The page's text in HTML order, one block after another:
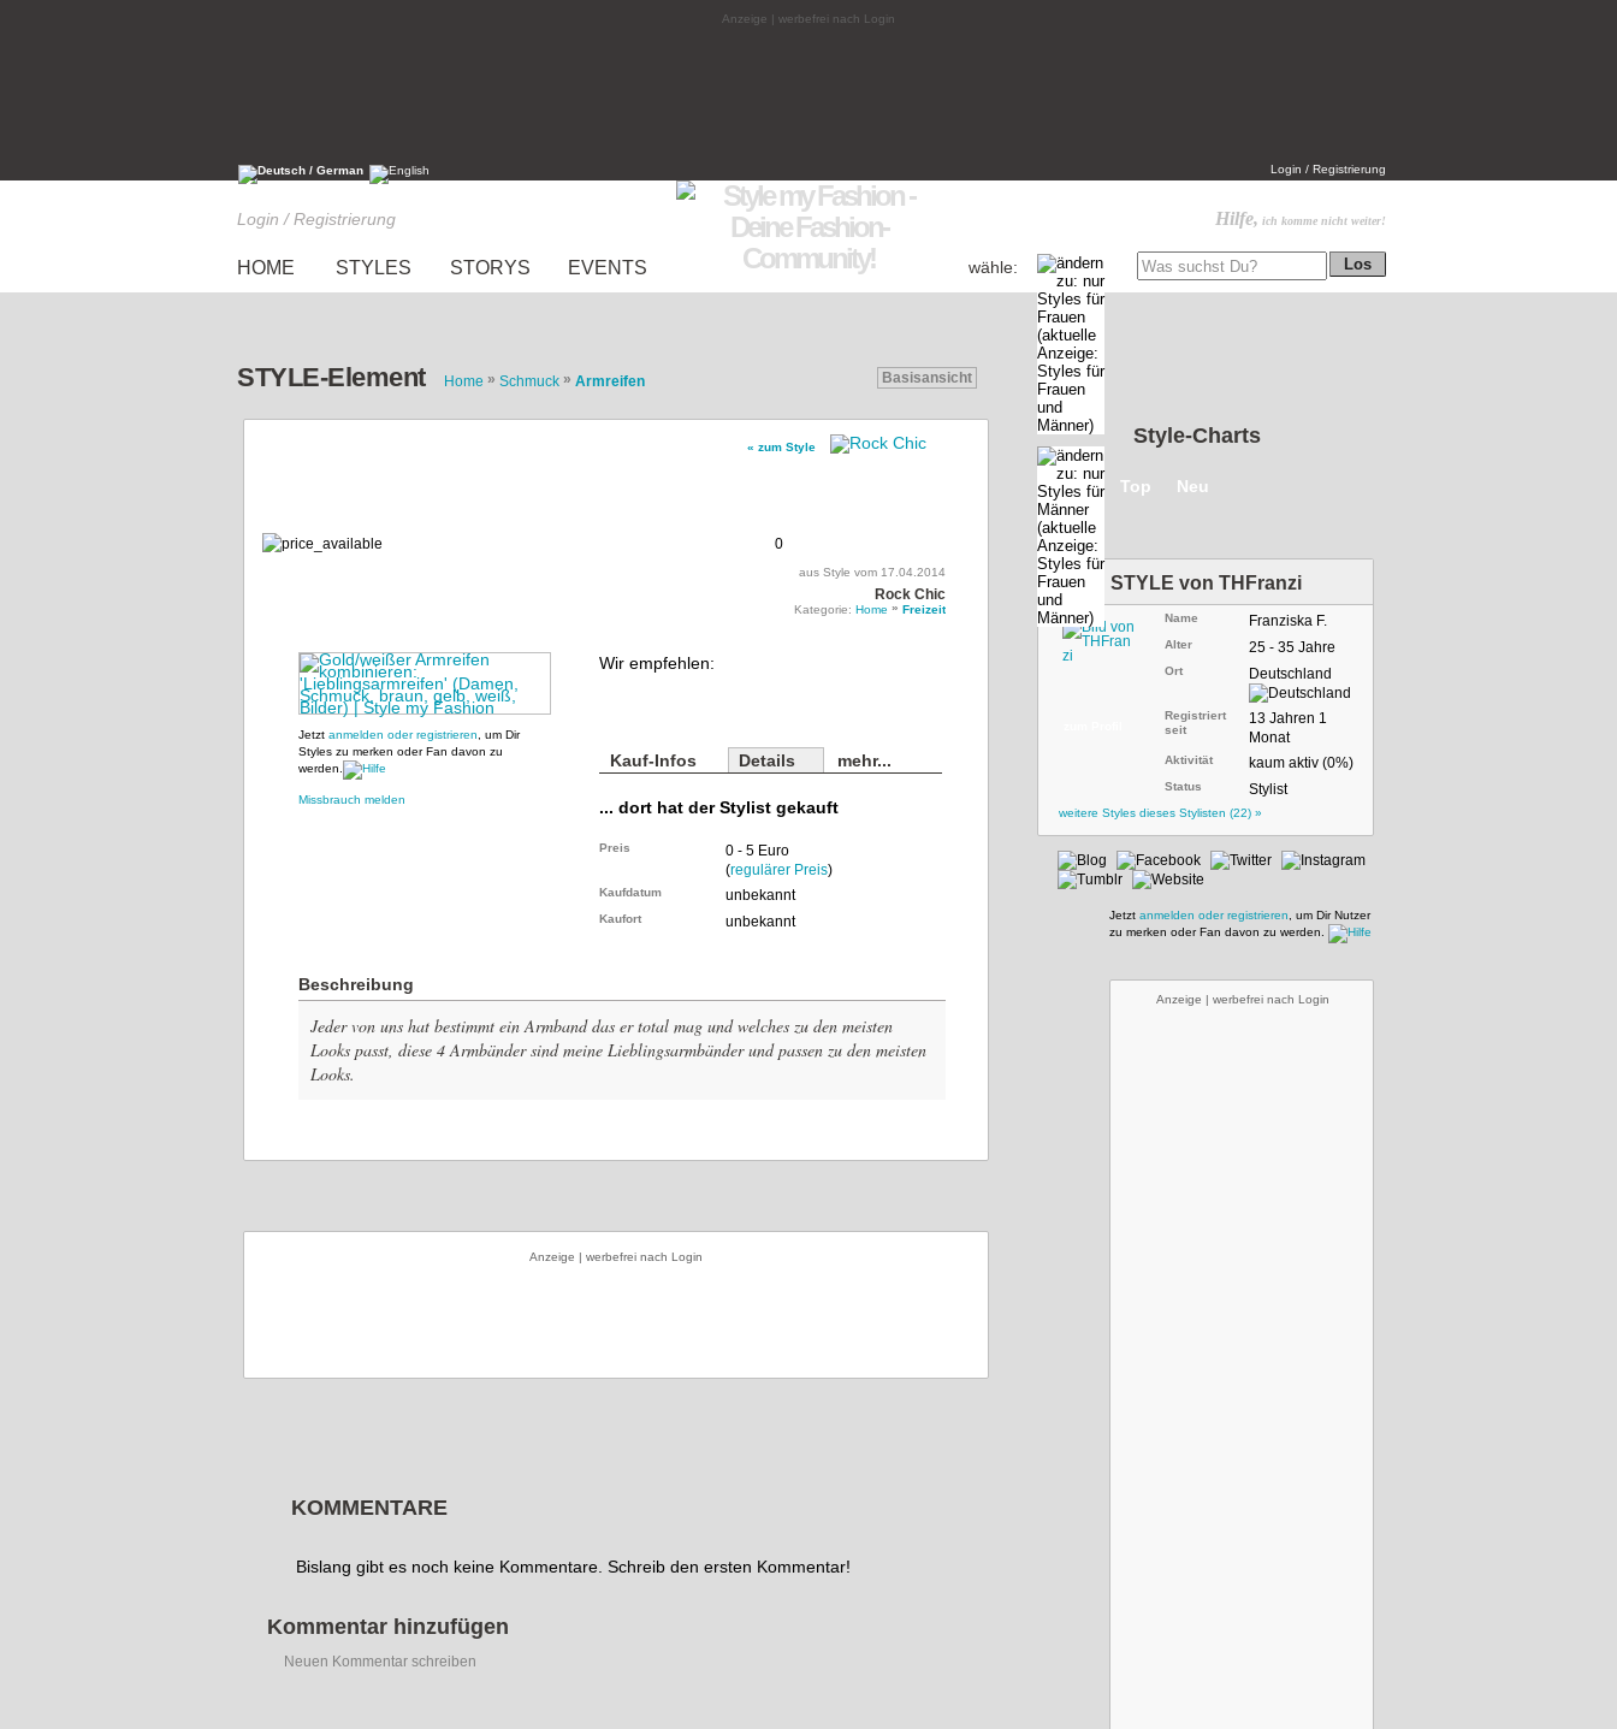
Anzeige | werbefrei nach Login
Login / Registrierung
Hilfe, ich komme nicht weiter!
Login / Registrierung
HOME STYLES STORYS EVENTS wähle:
STYLE-Element Home » Schmuck » Armreifen Basisansicht
« zum Style
0
aus Style vom 17.04.2014
Rock Chic
Kategorie: Home » Freizeit
Jetzt anmelden oder registrieren , um Dir
Styles zu merken oder Fan davon zu
werden.
Missbrauch melden
Wir empfehlen:
Kauf-Infos Details mehr...
... dort hat der Stylist gekauft
Preis
0 - 5 Euro
(regulärer Preis)
Kaufdatum unbekannt
Kaufort unbekannt
Beschreibung
Jeder von uns hat bestimmt ein Armband das er total mag und welches zu den meisten
Looks passt, diese 4 Armbänder sind meine Lieblingsarmbänder und passen zu den meisten
Looks.
Anzeige | werbefrei nach Login
KOMMENTARE
Bislang gibt es noch keine Kommentare. Schreib den ersten Kommentar!
Kommentar hinzufügen
Neuen Kommentar schreiben
Style-Charts
Top Neu
STYLE von THFranzi
Name Franziska F.
Alter 25 - 35 Jahre
Ort Deutschland
Registriert
seit
13 Jahren 1
Monat
Aktivität kaum aktiv (0%)
Status Stylist
weitere Styles dieses Stylisten (22) »
Jetzt anmelden oder registrieren , um Dir Nutzer
zu merken oder Fan davon zu werden.
Anzeige | werbefrei nach Login